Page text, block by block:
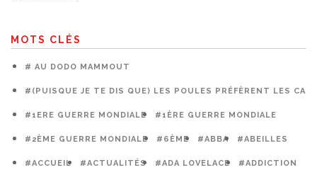
MOTS CLÉS
# AU DODO MAMMOUT
#(PUISQUE JE TE DIS QUE) LES POULES PRÉFÈRENT LES
#1ERE GUERRE MONDIALE #1ÈRE GUERRE MONDIALE
#2ÈME GUERRE MONDIALE #6ÈME #ABBA #ABEILLES
#ACCUEIL #ACTUALITÉS #ADA LOVELACE #ADDICTION